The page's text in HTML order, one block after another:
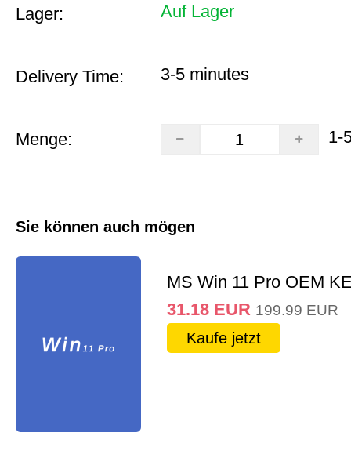
Lager: Auf Lager
Delivery Time: 3-5 minutes
Menge: 1-
Sie können auch mögen
MS Win 11 Pro OEM
31.18 EUR 199.99 EUR
Kaufe jetzt